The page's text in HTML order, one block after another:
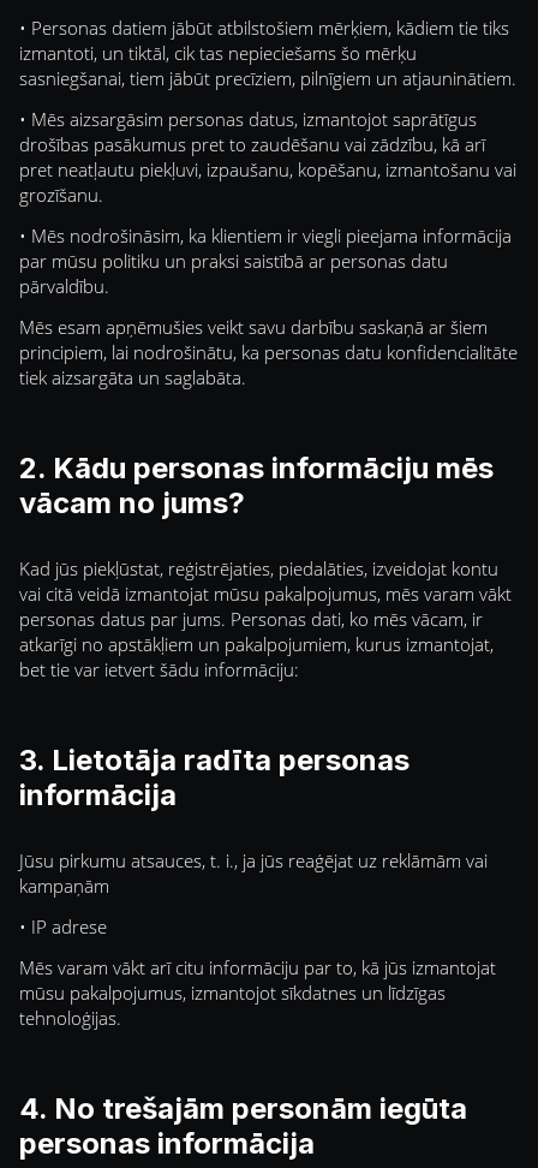
• Personas datiem jābūt atbilstošiem mērķiem, kādiem tie tiks
izmantoti, un tiktāl, cik tas nepieciešams šo mērķu
sasniegšanai, tiem jābūt precīziem, pilnīgiem un atjauninātiem.
• Mēs aizsargāsim personas datus, izmantojot saprātīgus
drošības pasākumus pret to zaudēšanu vai zādzību, kā arī
pret neatļautu piekļuvi, izpaušanu, kopēšanu, izmantošanu vai
grozīšanu.
• Mēs nodrošināsim, ka klientiem ir viegli pieejama informācija
par mūsu politiku un praksi saistībā ar personas datu
pārvaldību.
Mēs esam apņēmušies veikt savu darbību saskaņā ar šiem
principiem, lai nodrošinātu, ka personas datu konfidencialitāte
tiek aizsargāta un saglabāta.
2. Kādu personas informāciju mēs
vācam no jums?
Kad jūs piekļūstat, reģistrējaties, piedalāties, izveidojat kontu
vai citā veidā izmantojat mūsu pakalpojumus, mēs varam vākt
personas datus par jums. Personas dati, ko mēs vācam, ir
atkarīgi no apstākļiem un pakalpojumiem, kurus izmantojat,
bet tie var ietvert šādu informāciju:
3. Lietotāja radīta personas
informācija
Jūsu pirkumu atsauces, t. i., ja jūs reaģējat uz reklāmām vai
kampaņām
• IP adrese
Mēs varam vākt arī citu informāciju par to, kā jūs izmantojat
mūsu pakalpojumus, izmantojot sīkdatnes un līdzīgas
tehnoloģijas.
4. No trešajām personām iegūta
personas informācija